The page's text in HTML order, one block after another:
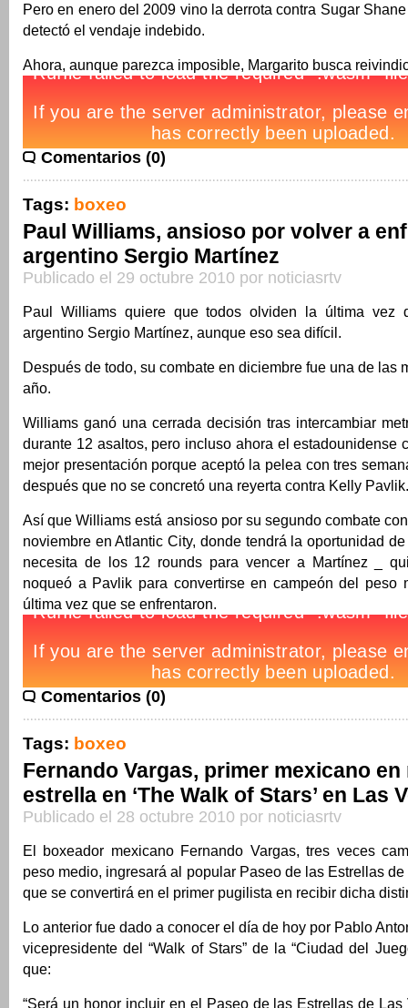
Pero en enero del 2009 vino la derrota contra Sugar
detectó el vendaje indebido.
Ahora, aunque parezca imposible, Margarito busca
Comentarios (0)
Tags: boxeo
Paul Williams, ansioso por volver a
argentino Sergio Martínez
Publicado el 29 octubre 2010 por noticiasrtv
Paul Williams quiere que todos olviden la última vez
argentino Sergio Martínez, aunque eso sea difícil.
Después de todo, su combate en diciembre fue una de las
año.
Williams ganó una cerrada decisión tras intercambiar
durante 12 asaltos, pero incluso ahora el estadounidense
mejor presentación porque aceptó la pelea con tres
después que no se concretó una reyerta contra Kelly Pavlik.
Así que Williams está ansioso por su segundo combate
noviembre en Atlantic City, donde tendrá la oportunidad
necesita de los 12 rounds para vencer a Martínez _
noqueó a Pavlik para convertirse en campeón del peso
última vez que se enfrentaron.
Comentarios (0)
Tags: boxeo
Fernando Vargas, primer mexicano
estrella en ‘The Walk of Stars’ en Las
Publicado el 28 octubre 2010 por noticiasrtv
El boxeador mexicano Fernando Vargas, tres veces
peso medio, ingresará al popular Paseo de las Estrellas
que se convertirá en el primer pugilista en recibir dicha
Lo anterior fue dado a conocer el día de hoy por Pablo
vicepresidente del “Walk of Stars” de la “Ciudad del
que:
“Será un honor incluir en el Paseo de las Estrellas de